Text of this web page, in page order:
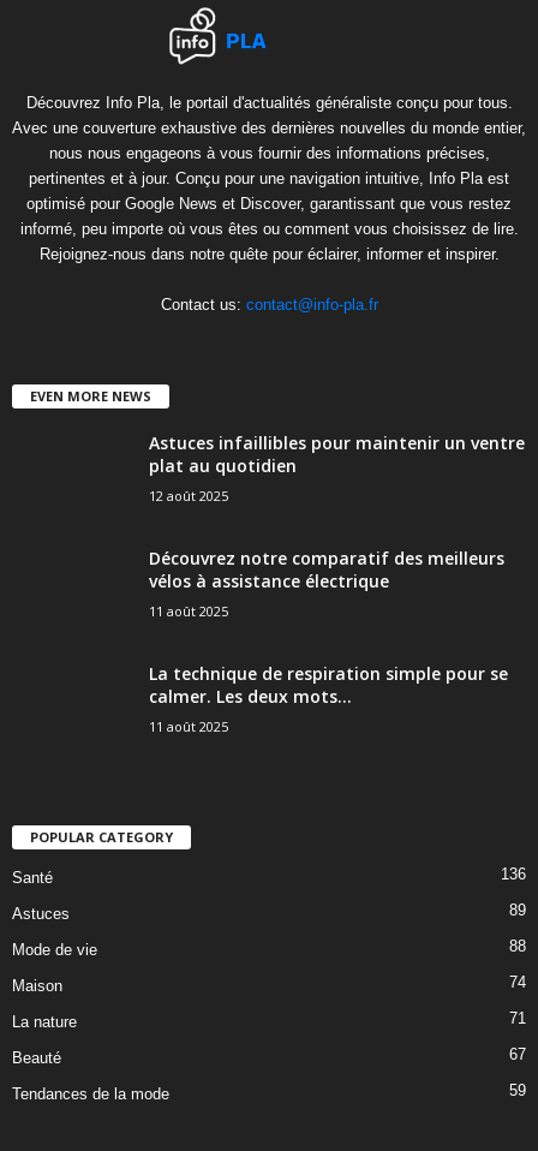
Découvrez Info Pla, le portail d'actualités généraliste conçu pour tous.
Avec une couverture exhaustive des dernières nouvelles du monde entier,
nous nous engageons à vous fournir des informations précises,
pertinentes et à jour. Conçu pour une navigation intuitive, Info Pla est
optimisé pour Google News et Discover, garantissant que vous restez
informé, peu importe où vous êtes ou comment vous choisissez de lire.
Rejoignez-nous dans notre quête pour éclairer, informer et inspirer.
Contact us: contact@info-pla.fr
EVEN MORE NEWS
Astuces infaillibles pour maintenir un ventre
plat au quotidien
12 août 2025
Découvrez notre comparatif des meilleurs
vélos à assistance électrique
11 août 2025
La technique de respiration simple pour se
calmer. Les deux mots...
11 août 2025
POPULAR CATEGORY
Santé 136
Astuces 89
Mode de vie 88
Maison 74
La nature 71
Beauté 67
Tendances de la mode 59